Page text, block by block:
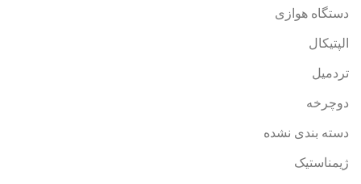
دستگاه هوازی
الپتیکال
تردمیل
دوچرخه
دسته بندی نشده
ژیمناستیک